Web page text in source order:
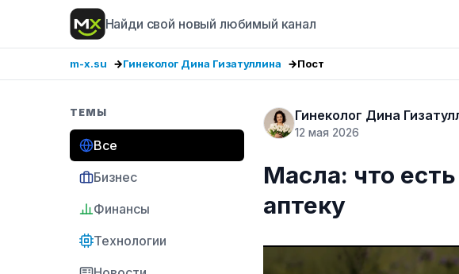
Найди свой новый любимый канал
m-x.su Гинеколог Дина Гизатуллина Пост
ТЕМЫ
Все
Бизнес
Финансы
Технологии
Гинеколог Дина
12 мая 2026
Масла: что
аптеку